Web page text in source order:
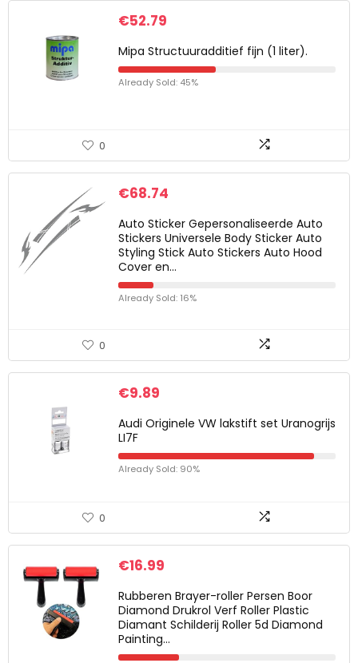
€52.79
Mipa Structuuradditief fijn (1 liter).
Already Sold: 45%
0
€68.74
Auto Sticker Gepersonaliseerde Auto
Stickers Universele Body Sticker Auto
Styling Stick Auto Stickers Auto Hood
Cover en…
Already Sold: 16%
0
€9.89
Audi Originele VW lakstift set Uranogrijs
LI7F
Already Sold: 90%
0
€16.99
Rubberen Brayer-roller Persen Boor
Diamond Drukrol Verf Roller Plastic
Diamant Schilderij Roller 5d Diamond
Painting…